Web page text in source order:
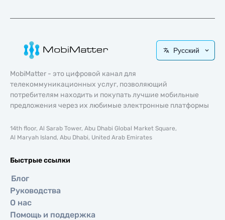
Русский
MobiMatter - это цифровой канал для
телекоммуникационных услуг, позволяющий
потребителям находить и покупать лучшие мобильные
предложения через их любимые электронные платформы
14th floor, Al Sarab Tower, Abu Dhabi Global Market Square,
Al Maryah Island, Abu Dhabi, United Arab Emirates
Быстрые ссылки
Блог
Руководства
О нас
Помощь и поддержка